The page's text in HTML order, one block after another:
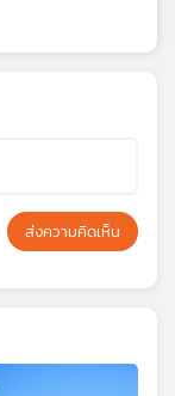
ส่งความคิดเห็น